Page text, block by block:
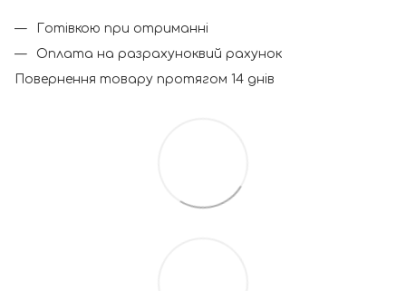
Готівкою при отриманні
Оплата на разрахуноквий рахунок
Повернення товару протягом 14 днів